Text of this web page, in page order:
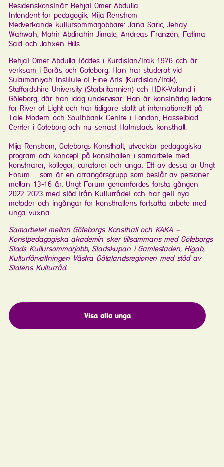
Residenskonstnär: Behjat Omer Abdulla
Intendent för pedagogik: Mija Renström
Medverkande kultursommarjobbare: Jana Saric, Jehay
Wahwah, Mahir Abdirahin Jimale, Andreas Franzén, Fatima
Said och Jahxen Hills.
Behjat Omer Abdulla föddes i Kurdistan/Irak 1976 och är
verksam i Borås och Göteborg. Han har studerat vid
Sulaimaniyah Institute of Fine Arts (Kurdistan/Irak),
Staffordshire University (Storbritannien) och HDK-Valand i
Göteborg, där han idag undervisar. Han är konstnärlig ledare
för River of Light och har tidigare ställt ut internationellt på
Tate Modern och Southbank Centre i London, Hasselblad
Center i Göteborg och nu senast Halmstads konsthall.
Mija Renström, Göteborgs Konsthall, utvecklar pedagogiska
program och koncept på konsthallen i samarbete med
konstnärer, kollegor, curatorer och unga. Ett av dessa är Ungt
Forum – som är en arrangörsgrupp som består av personer
mellan 13-16 år. Ungt Forum genomfördes första gången
2022-2023 med stöd från Kulturrådet och har gett nya
metoder och ingångar för konsthallens fortsatta arbete med
unga vuxna.
Samarbetet mellan Göteborgs Konsthall och KAKA –
Konstpedagogiska akademin sker tillsammans med Göteborgs
Stads Kultursommarjobb, Stadskupan i Gamlestaden, Higab,
Kulturförvaltningen Västra Götalandsregionen med stöd av
Statens Kulturråd.
Visa alla unga